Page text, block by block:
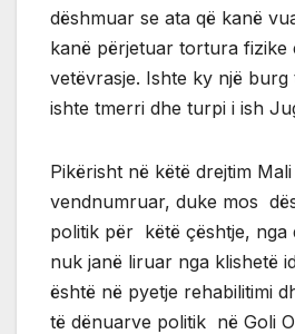
dëshmuar se ata që kanë
kanë përjetuar tortura fizike
vetëvrasje. Ishte ky një burg
ishte tmerri dhe turpi i ish
Pikërisht në këtë drejtim
vendnumruar, duke mos
politik për këtë çështje, nga
nuk janë liruar nga klishetë
është në pyetje rehabilitimi
të dënuarve politik në Goli